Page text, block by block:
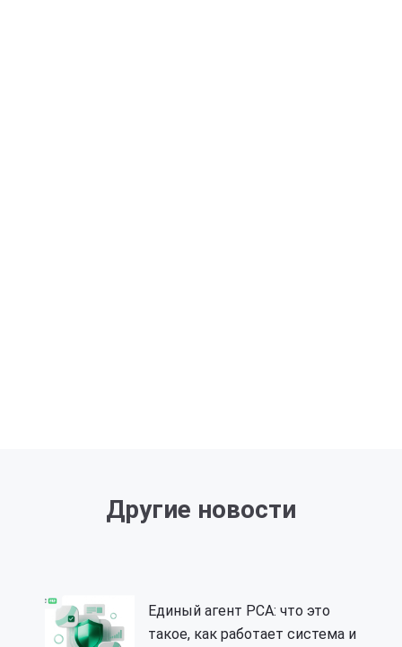
Другие новости
Единый агент РСА: что это
такое, как работает система и